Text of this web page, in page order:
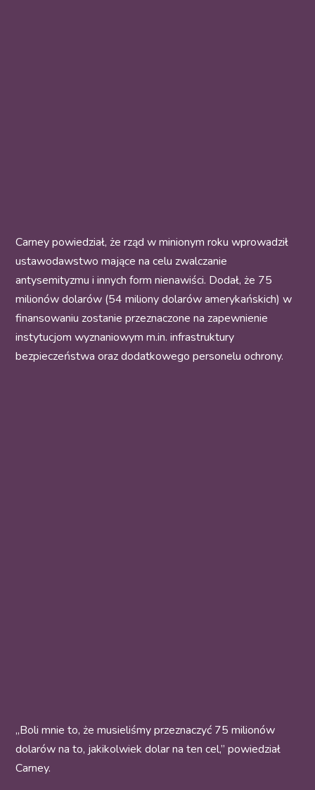
Carney powiedział, że rząd w minionym roku wprowadził
ustawodawstwo mające na celu zwalczanie
antysemityzmu i innych form nienawiści. Dodał, że 75
milionów dolarów (54 miliony dolarów amerykańskich) w
finansowaniu zostanie przeznaczone na zapewnienie
instytucjom wyznaniowym m.in. infrastruktury
bezpieczeństwa oraz dodatkowego personelu ochrony.
„Boli mnie to, że musieliśmy przeznaczyć 75 milionów
dolarów na to, jakikolwiek dolar na ten cel,” powiedział
Carney.